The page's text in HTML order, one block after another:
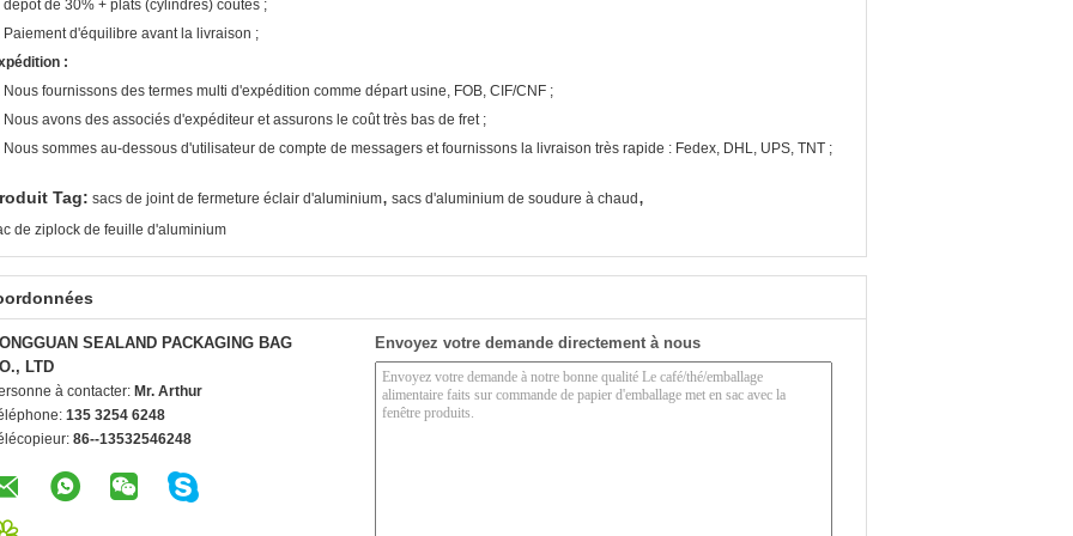
dépôt de 30% + plats (cylindres) coûtés ;
Paiement d'équilibre avant la livraison ;
:
Nous fournissons des termes multi d'expédition comme départ usine, FOB, CIF/CNF ;
Nous avons des associés d'expéditeur et assurons le coût très bas de fret ;
Nous sommes au-dessous d'utilisateur de compte de messagers et fournissons la livraison très rapide : Fedex, DHL, UPS, TNT ;
Tag: sacs de joint de fermeture éclair d'aluminium, sacs d'aluminium de soudure à chaud ,
de ziplock de feuille d'aluminium
SEALAND PACKAGING BAG
LTD
à contacter: Mr. Arthur
135 3254 6248
86--13532546248
Envoyez votre demande directement à nous